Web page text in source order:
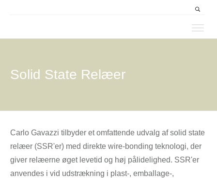
Solid State Relæer
Carlo Gavazzi tilbyder et omfattende udvalg af solid state
relæer (SSR'er) med direkte wire-bonding teknologi, der
giver relæerne øget levetid og høj pålidelighed. SSR'er
anvendes i vid udstrækning i plast-, emballage-,